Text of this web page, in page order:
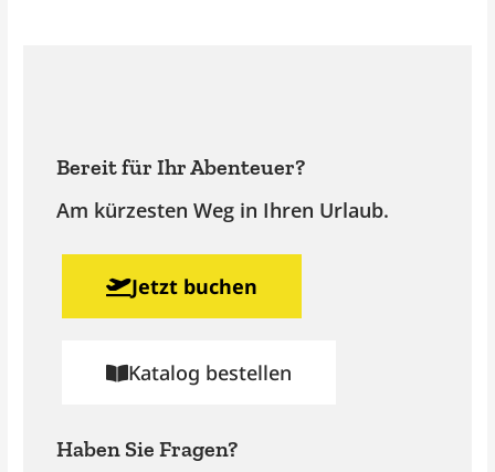
Bereit für Ihr Abenteuer?
Am kürzesten Weg in Ihren Urlaub.
Jetzt buchen
Katalog bestellen
Haben Sie Fragen?